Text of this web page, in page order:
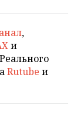
,
и
Rutube и